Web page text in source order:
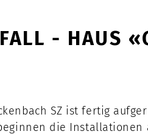
- HAUS
SZ ist fertig
die Installationen